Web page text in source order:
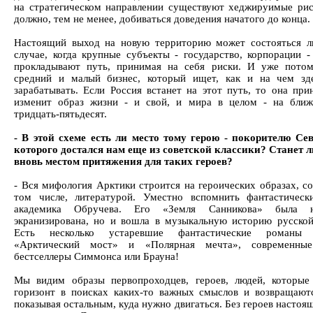
на стратегическом направлении существуют хеджируимые
должно, тем не менее, добиваться доведения начатого до конца.
Настоящий выход на новую территорию может состояться
случае, когда крупные субъекты - государство, корпорации -
прокладывают путь, принимая на себя риски. И уже
средний и малый бизнес, который ищет, как и на чем
зарабатывать. Если Россия встанет на этот путь, то она
изменит образ жизни - и свой, и мира в целом - на
тридцать-пятьдесят.
- В этой схеме есть ли место тому герою - покорителю
которого достался нам еще из советской классики? Станет
вновь местом притяжения для таких героев?
- Вся мифология Арктики строится на героических образах,
том числе, литературой. Уместно вспомнить
академика Обручева. Его «Земля Санникова» была
экранизирована, но и вошла в музыкальную историю
Есть несколько устаревшие фантастические романы
«Арктический мост» и «Полярная мечта»,
бестселлеры Симмонса или Брауна!
Мы видим образы первопроходцев, героев, людей, которые
горизонт в поисках каких-то важных смыслов и
показывая остальным, куда нужно двигаться. Без героев